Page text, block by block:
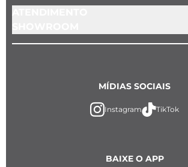
BAIXE O APP
MÍDIAS SOCIAIS
Instagram TikTok